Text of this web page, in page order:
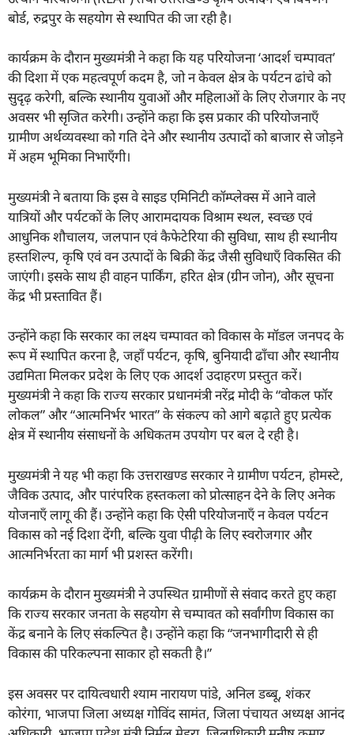
बोर्ड, रुद्रपुर के सहयोग से स्थापित की जा रही है।
कार्यक्रम के दौरान मुख्यमंत्री ने कहा कि यह परियोजना ‘आदर्श चम्पावत’
की दिशा में एक महत्वपूर्ण कदम है, जो न केवल क्षेत्र के पर्यटन ढांचे को
सुदृढ़ करेगी, बल्कि स्थानीय युवाओं और महिलाओं के लिए रोजगार के नए
अवसर भी सृजित करेगी। उन्होंने कहा कि इस प्रकार की परियोजनाएँ
ग्रामीण अर्थव्यवस्था को गति देने और स्थानीय उत्पादों को बाजार से जोड़ने
में अहम भूमिका निभाएँगी।
मुख्यमंत्री ने बताया कि इस वे साइड एमिनिटी कॉम्प्लेक्स में आने वाले
यात्रियों और पर्यटकों के लिए आरामदायक विश्राम स्थल, स्वच्छ एवं
आधुनिक शौचालय, जलपान एवं कैफेटेरिया की सुविधा, साथ ही स्थानीय
हस्तशिल्प, कृषि एवं वन उत्पादों के बिक्री केंद्र जैसी सुविधाएँ विकसित की
जाएंगी। इसके साथ ही वाहन पार्किंग, हरित क्षेत्र (ग्रीन जोन), और सूचना
केंद्र भी प्रस्तावित हैं।
उन्होंने कहा कि सरकार का लक्ष्य चम्पावत को विकास के मॉडल जनपद के
रूप में स्थापित करना है, जहाँ पर्यटन, कृषि, बुनियादी ढाँचा और स्थानीय
उद्यमिता मिलकर प्रदेश के लिए एक आदर्श उदाहरण प्रस्तुत करें।
मुख्यमंत्री ने कहा कि राज्य सरकार प्रधानमंत्री नरेंद्र मोदी के “वोकल फॉर
लोकल” और “आत्मनिर्भर भारत” के संकल्प को आगे बढ़ाते हुए प्रत्येक
क्षेत्र में स्थानीय संसाधनों के अधिकतम उपयोग पर बल दे रही है।
मुख्यमंत्री ने यह भी कहा कि उत्तराखण्ड सरकार ने ग्रामीण पर्यटन, होमस्टे,
जैविक उत्पाद, और पारंपरिक हस्तकला को प्रोत्साहन देने के लिए अनेक
योजनाएँ लागू की हैं। उन्होंने कहा कि ऐसी परियोजनाएँ न केवल पर्यटन
विकास को नई दिशा देंगी, बल्कि युवा पीढ़ी के लिए स्वरोजगार और
आत्मनिर्भरता का मार्ग भी प्रशस्त करेंगी।
कार्यक्रम के दौरान मुख्यमंत्री ने उपस्थित ग्रामीणों से संवाद करते हुए कहा
कि राज्य सरकार जनता के सहयोग से चम्पावत को सर्वांगीण विकास का
केंद्र बनाने के लिए संकल्पित है। उन्होंने कहा कि “जनभागीदारी से ही
विकास की परिकल्पना साकार हो सकती है।”
इस अवसर पर दायित्वधारी श्याम नारायण पांडे, अनिल डब्बू, शंकर
कोरंगा, भाजपा जिला अध्यक्ष गोविंद सामंत, जिला पंचायत अध्यक्ष आनंद